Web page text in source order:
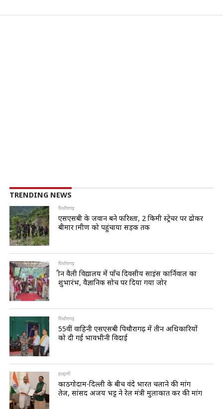
TRENDING NEWS
पिथौरागढ़
एसएसबी के जवान बने फरिश्ता, 2 किमी स्ट्रेचर पर ढोकर
बीमार ग्रामीण को पहुंचाया सड़क तक
पिथौरागढ़
ग्रीन वैली विद्यालय में पाँच दिवसीय साइंस कार्निवाल का
शुभारंभ, वैज्ञानिक सोच पर दिया गया जोर
पिथौरागढ़
55वीं वाहिनी एसएसबी पिथौरागढ़ में तीन अधिकारियों
को दी गई भावभीनी विदाई
हल्द्वानी
काठगोदाम-दिल्ली के बीच वंदे भारत चलाने की मांग
तेज, सांसद अजय भट्ट ने रेल मंत्री मुलाकात कर की मांग